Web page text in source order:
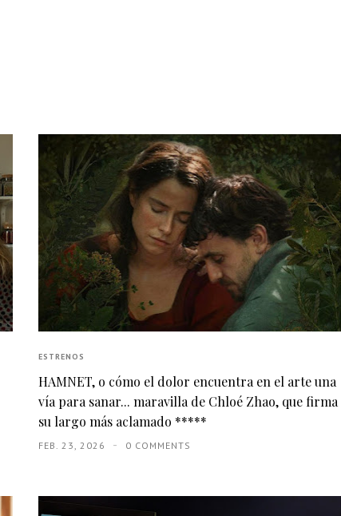
ESTRENOS
HAMNET, o cómo el dolor encuentra en el arte una
vía para sanar... maravilla de Chloé Zhao, que firma
su largo más aclamado *****
FEB. 23, 2026 0 COMMENTS